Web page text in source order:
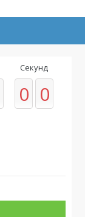
Секунд
0 0